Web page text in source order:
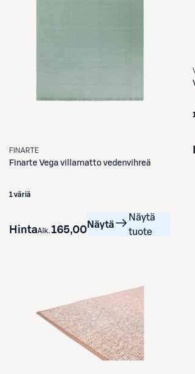
FINARTE
Finarte Vega villamatto vedenvihreä
1 väriä
HintaAlk. 165,00 €Näytä
Näytä
tuote